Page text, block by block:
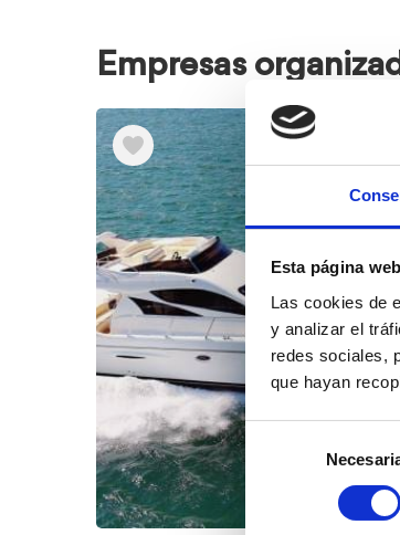
Esta página
Las cookies de
y analizar el
redes sociales,
que hayan
Selección
consentimiento
Empresas